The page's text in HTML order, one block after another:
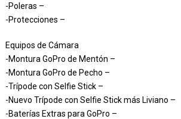
-Poleras –
-Protecciones –
Equipos de Cámara
-Montura GoPro de Mentón –
-Montura GoPro de Pecho –
-Trípode con Selfie Stick –
-Nuevo Trípode con Selfie Stick más Liviano –
-Baterías Extras para GoPro –